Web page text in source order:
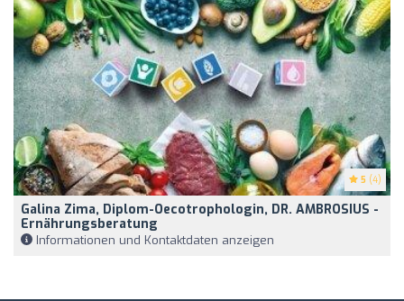
5 (4)
Galina Zima, Diplom-Oecotrophologin, DR. AMBROSIUS -
Ernährungsberatung
Informationen und Kontaktdaten anzeigen